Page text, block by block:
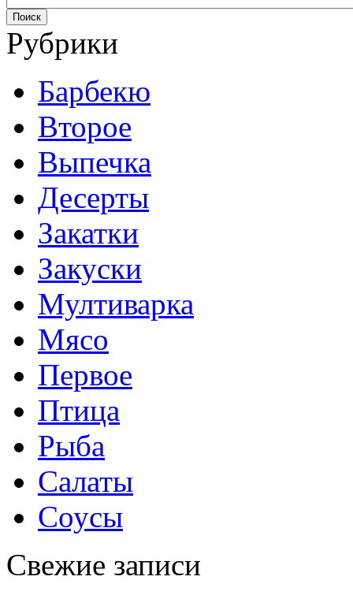
Рубрики
Барбекю
Второе
Выпечка
Десерты
Закатки
Закуски
Мултиварка
Мясо
Первое
Птица
Рыба
Салаты
Соусы
Свежие записи